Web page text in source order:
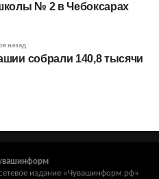
№ 2 в Чебоксарах
назад
собрали 140,8 тысячи
издание «Чувашинформ.рф»